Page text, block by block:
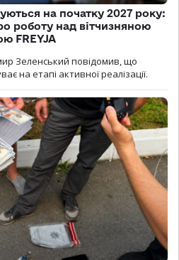
на початку 2027 року:
роботу над вітчизняною
FREYJA
Зеленський повідомив, що
на етапі активної реалізації.